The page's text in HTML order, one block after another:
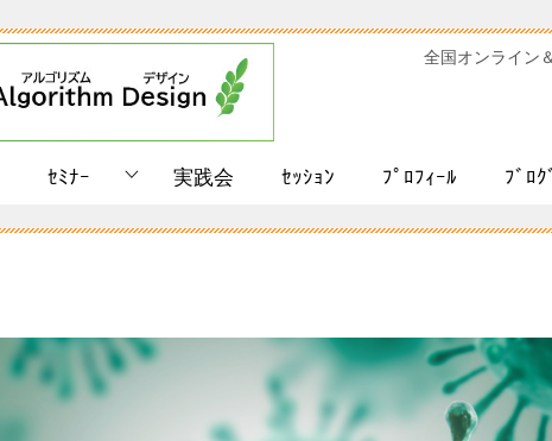
全国オンライン
ｾﾐﾅｰ 実践会 ｾｯｼｮﾝ ﾌﾟﾛﾌｨｰﾙ ﾌﾞﾛｸ